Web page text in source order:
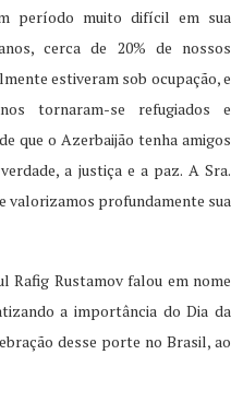
período muito difícil em sua
cerca de 20% de nossos
estiveram sob ocupação, e
tornaram-se refugiados e
que o Azerbaijão tenha amigos
a justiça e a paz. A Sra.
valorizamos profundamente sua
Rafig Rustamov falou em nome
a importância do Dia da
desse porte no Brasil, ao